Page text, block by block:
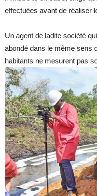
effectuées avant de réaliser
Un agent de ladite société
abondé dans le même sens
habitants ne mesurent pas